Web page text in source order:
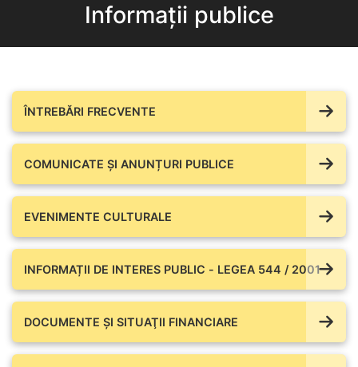
Informații publice
ÎNTREBĂRI FRECVENTE
COMUNICATE ŞI ANUNȚURI PUBLICE
EVENIMENTE CULTURALE
INFORMAȚII DE INTERES PUBLIC - LEGEA 544 / 2001
DOCUMENTE ŞI SITUAŢII FINANCIARE